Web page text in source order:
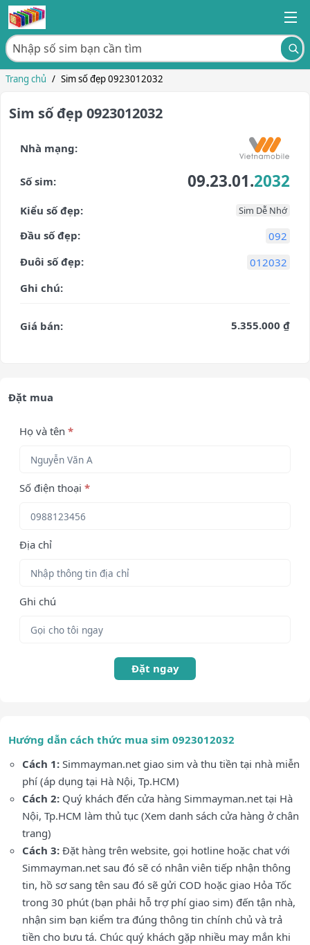
Trang chủ / Sim số đẹp 0923012032
Sim số đẹp 0923012032
Nhà mạng:
Số sim: 09.23.01.2032
Kiểu số đẹp: Sim Dễ Nhớ
Đầu số đẹp:
092
Đuôi số đẹp:
012032
Ghi chú:
Giá bán: 5.355.000 ₫
Đặt mua
Họ và tên *
Số điện thoại *
Địa chỉ
Ghi chú
Đặt ngay
Hướng dẫn cách thức mua sim 0923012032
Cách 1: Simmayman.net giao sim và thu tiền tại nhà miễn
phí (áp dụng tại Hà Nội, Tp.HCM)
Cách 2: Quý khách đến cửa hàng Simmayman.net tại Hà
Nội, Tp.HCM làm thủ tục (Xem danh sách cửa hàng ở chân
trang)
Cách 3: Đặt hàng trên website, gọi hotline hoặc chat với
Simmayman.net sau đó sẽ có nhân viên tiếp nhận thông
tin, hồ sơ sang tên sau đó sẽ gửi COD hoặc giao Hỏa Tốc
trong 30 phút (bạn phải hỗ trợ phí giao sim) đến tận nhà,
nhận sim bạn kiểm tra đúng thông tin chính chủ và trả
tiền cho bưu tá. Chúc quý khách gặp nhiều may mắn khi